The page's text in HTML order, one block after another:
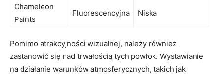
Chameleon
Paints
Fluorescencyjna Niska
Pomimo atrakcyjności wizualnej, należy również
zastanowić się nad trwałością tych powłok. Wystawianie
na działanie warunków atmosferycznych, takich jak